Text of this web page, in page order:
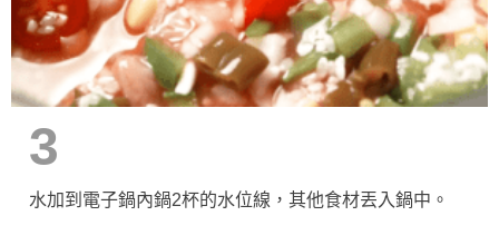
3
水加到電子鍋內鍋2杯的水位線，其他食材丟入鍋中。